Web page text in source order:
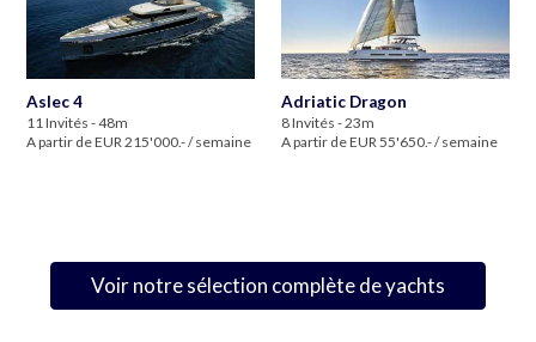
Aslec 4
11 Invités - 48m
A partir de EUR 215'000.- / semaine
Adriatic Dragon
8 Invités - 23m
A partir de EUR 55'650.- / semaine
Voir notre sélection complète de yachts